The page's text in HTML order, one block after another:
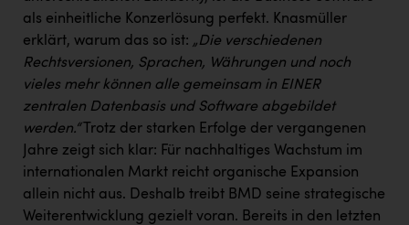
als einheitliche Konzerlösung perfekt. Knasmüller
erklärt, warum das so ist: „Die verschiedenen
Rechtsversionen, Sprachen, Währungen und noch
vieles mehr können alle gemeinsam in EINER
zentralen Datenbasis und Software abgebildet
werden.“Trotz der starken Erfolge der vergangenen
Jahre zeigt sich klar: Für nachhaltiges Wachstum im
internationalen Markt reicht organische Expansion
allein nicht aus. Deshalb treibt BMD seine strategische
Weiterentwicklung gezielt voran. Bereits in den letzten